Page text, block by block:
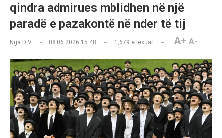
qindra admirues mblidhen në një
paradë e pazakontë në nder të tij
Nga D V 08.06.2026 15:48 1,679 e lexuar A+ A-